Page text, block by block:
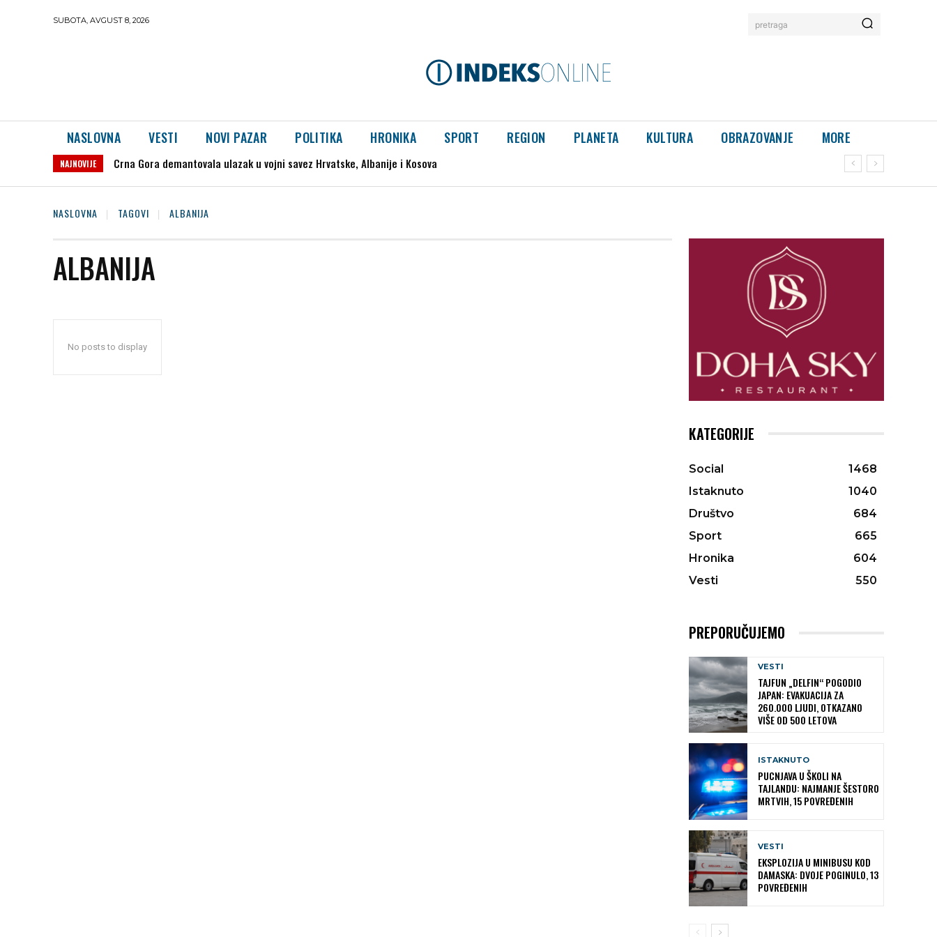
SUBOTA, AVGUST 8, 2026 pretraga
NASLOVNA VESTI NOVI PAZAR POLITIKA HRONIKA SPORT REGION PLANETA KULTURA OBRAZOVANJE MORE
NAJNOVIJE Crna Gora demantovala ulazak u vojni savez Hrvatske, Albanije i Kosova
NASLOVNA TAGOVI ALBANIJA
ALBANIJA
No posts to display
KATEGORIJE
Social
1468
Istaknuto
1040
Društvo
684
Sport
665
Hronika
604
Vesti
550
PREPORUČUJEMO
VESTI
TAJFUN „DELFIN“ POGODIO
JAPAN: EVAKUACIJA ZA
260.000 LJUDI, OTKAZANO
VIŠE OD 500 LETOVA
ISTAKNUTO
PUCNJAVA U ŠKOLI NA
TAJLANDU: NAJMANJE ŠESTORO
MRTVIH, 15 POVREĐENIH
VESTI
EKSPLOZIJA U MINIBUSU KOD
DAMASKA: DVOJE POGINULO, 13
POVREĐENIH